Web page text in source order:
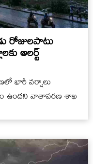
రోజులపాటు
అలర్ట్
భారీ వర్షాలు
ఉందని వాతావరణ శాఖ